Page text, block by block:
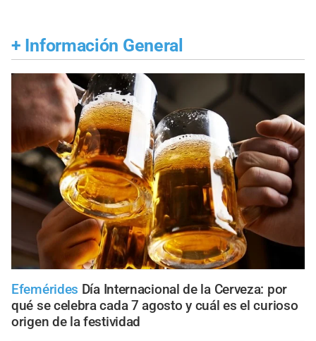
+ Información General
Efemérides Día Internacional de la Cerveza: por
qué se celebra cada 7 agosto y cuál es el curioso
origen de la festividad